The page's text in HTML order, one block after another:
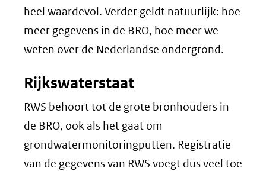
heel waardevol. Verder geldt natuurlijk: hoe
meer gegevens in de BRO, hoe meer we
weten over de Nederlandse ondergrond.
Rijkswaterstaat
RWS behoort tot de grote bronhouders in
de BRO, ook als het gaat om
grondwatermonitoringputten. Registratie
van de gegevens van RWS voegt dus veel toe